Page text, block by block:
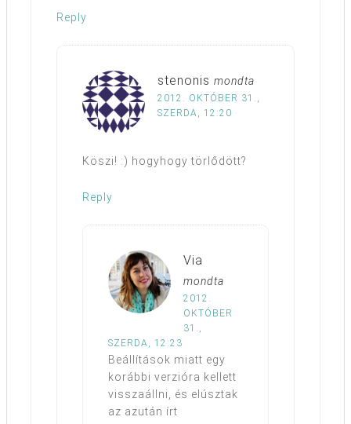
Reply
stenonis mondta
2012. OKTÓBER 31.,
SZERDA, 12:20
Köszi! :) hogyhogy törlődött?
Reply
Via
mondta
2012.
OKTÓBER
31.,
SZERDA, 12:23
Beállítások miatt egy
korábbi verzióra kellett
visszaállni, és elúsztak
az azután írt